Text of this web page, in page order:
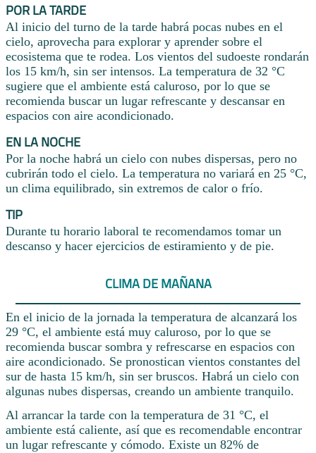
POR LA TARDE
Al inicio del turno de la tarde habrá pocas nubes en el
cielo, aprovecha para explorar y aprender sobre el
ecosistema que te rodea. Los vientos del sudoeste rondarán
los 15 km/h, sin ser intensos. La temperatura de 32 °C
sugiere que el ambiente está caluroso, por lo que se
recomienda buscar un lugar refrescante y descansar en
espacios con aire acondicionado.
EN LA NOCHE
Por la noche habrá un cielo con nubes dispersas, pero no
cubrirán todo el cielo. La temperatura no variará en 25 °C,
un clima equilibrado, sin extremos de calor o frío.
TIP
Durante tu horario laboral te recomendamos tomar un
descanso y hacer ejercicios de estiramiento y de pie.
CLIMA DE MAÑANA
En el inicio de la jornada la temperatura de alcanzará los
29 °C, el ambiente está muy caluroso, por lo que se
recomienda buscar sombra y refrescarse en espacios con
aire acondicionado. Se pronostican vientos constantes del
sur de hasta 15 km/h, sin ser bruscos. Habrá un cielo con
algunas nubes dispersas, creando un ambiente tranquilo.
Al arrancar la tarde con la temperatura de 31 °C, el
ambiente está caliente, así que es recomendable encontrar
un lugar refrescante y cómodo. Existe un 82% de